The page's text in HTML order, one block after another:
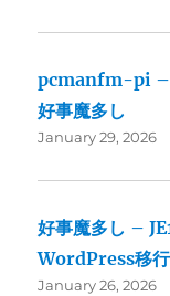
pcmanfm-pi –
好事魔多し
January 29, 2026
好事魔多し –
WordPress移
January 26, 2026